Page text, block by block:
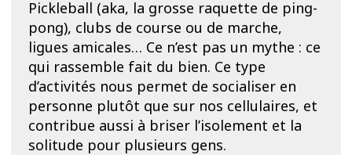
Pickleball (aka, la grosse raquette de ping-
pong), clubs de course ou de marche,
ligues amicales… Ce n’est pas un mythe : ce
qui rassemble fait du bien. Ce type
d’activités nous permet de socialiser en
personne plutôt que sur nos cellulaires, et
contribue aussi à briser l’isolement et la
solitude pour plusieurs gens.